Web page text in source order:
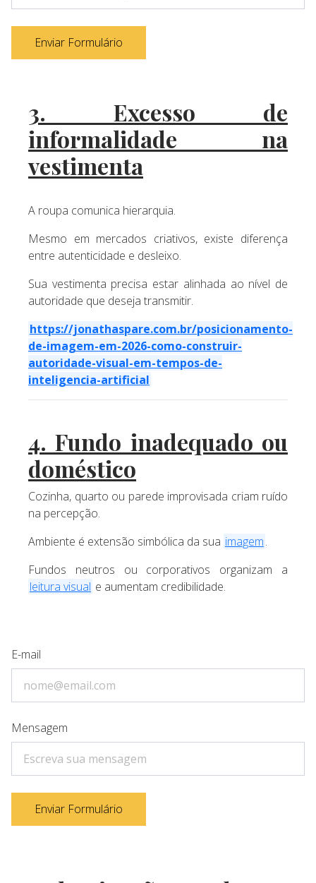
Enviar Formulário
3. Excesso de
informalidade na
vestimenta
A roupa comunica hierarquia.
Mesmo em mercados criativos, existe diferença
entre autenticidade e desleixo.
Sua vestimenta precisa estar alinhada ao nível de
autoridade que deseja transmitir.
https://jonathaspare.com.br/posicionamento-
de-imagem-em-2026-como-construir-
autoridade-visual-em-tempos-de-
inteligencia-artificial
4. Fundo inadequado ou
doméstico
Cozinha, quarto ou parede improvisada criam ruído
na percepção.
Ambiente é extensão simbólica da sua imagem.
Fundos neutros ou corporativos organizam a
leitura visual e aumentam credibilidade.
E-mail
Mensagem
Enviar Formulário